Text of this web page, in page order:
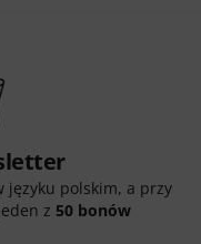
języku polskim, a przy
z 50 bonów